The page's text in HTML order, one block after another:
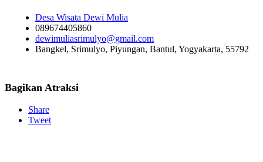
Desa Wisata Dewi Mulia
089674405860
dewimuliasrimulyo@gmail.com
Bangkel, Srimulyo, Piyungan, Bantul, Yogyakarta, 55792
Bagikan Atraksi
Share
Tweet